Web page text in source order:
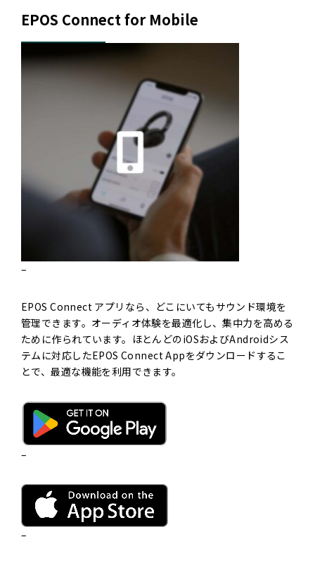
EPOS Connect for Mobile
–
EPOS Connect アプリなら、どこにいてもサウンド環境を
管理できます。オーディオ体験を最適化し、集中力を高める
ために作られています。ほとんどのiOSおよびAndroidシス
テムに対応したEPOS Connect Appをダウンロードするこ
とで、最適な機能を利用できます。
–
–